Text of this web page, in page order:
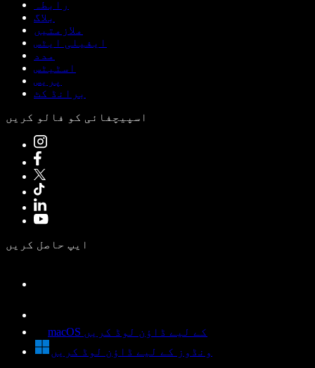
رابطہ
بلاگ
ملازمتیں
ایفیلی ایٹس
مدد
اسٹیٹس
پریس
برانڈ کٹ
اسپیچفائی کو فالو کریں
ایپ حاصل کریں
macOS کے لیے ڈاؤن لوڈ کریں
ونڈوز کے لیے ڈاؤن لوڈ کریں